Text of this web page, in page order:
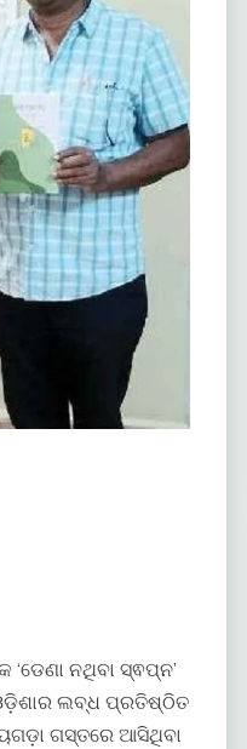
ନଥିବା ସ୍ଵପ୍ନ’
ଓଡ଼ିଶାର ଲବ୍ଧ ପ୍ରତିଷ୍ଠିତ
ଗସ୍ତରେ ଆସିଥିବା